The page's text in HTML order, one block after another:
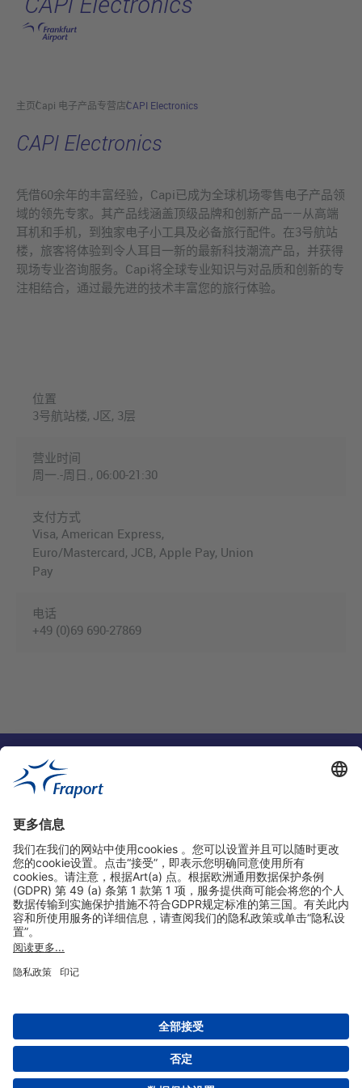
跳转至主页
主页Capi 电子产品专营店CAPI Electronics
CAPI Electronics
凭借60余年的丰富经验，Capi已成为全球机场零售电子产品领
域的领先专家。其产品线涵盖顶级品牌和创新产品——从高端
耳机和手机，到独家电子小工具及必备旅行配件。在3号航站
楼，旅客将体验到令人耳目一新的最新科技潮流产品，并获得
现场专业咨询服务。Capi将全球专业知识与对品质和创新的专
注相结合，通过最先进的技术丰富您的旅行体验。
位置
3号航站楼, J区, 3层
营业时间
周一.-周日., 06:00-21:30
支付方式
Visa, American Express,
Euro/Mastercard, JCB, Apple Pay, Union
Pay
电话
+49 (0)69 690-27869
实用链接
购物&线上预定
关于我们
设置